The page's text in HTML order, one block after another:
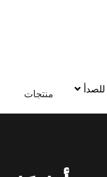
للصدأ منتجات